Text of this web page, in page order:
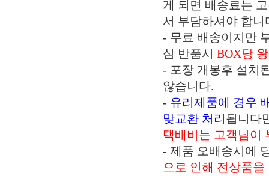
게 되면 배송료는
서 부담하셔야 합니
- 무료 배송이지만
심 반품시 BOX당
- 포장 개봉후 설치
않습니다.
- 유리제품에 경우
맞교환 처리 됩니다
택배비는 고객님이
- 제품 오배송시에
으로 인해 전상품